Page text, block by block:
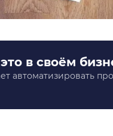
в своём
автоматизировать